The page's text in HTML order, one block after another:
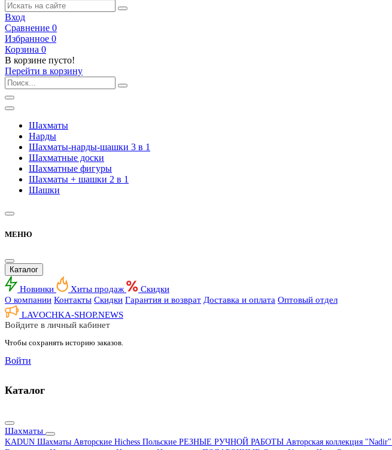
Вход
Сравнение 0
Избранное 0
Корзина 0
В корзине пусто!
Перейти в корзину
Шахматы
Нарды
Шахматы-нарды-шашки 3 в 1
Шахматные доски
Шахматные фигуры
Шахматы + шашки 2 в 1
Шашки
МЕНЮ
Каталог
Новинки Хиты продаж
Скидки
О компании Контакты Скидки Гарантия и возврат Доставка и оплата Оптовый отдел
LAVOCHKA-SHOP.NEWS
Войдите в личный кабинет
Чтобы сохранять историю заказов.
Войти
Каталог
Шахматы
KADUN Шахматы Авторские Hichess Польские РЕЗНЫЕ РУЧНОЙ РАБОТЫ Авторская коллекция "Nadir"